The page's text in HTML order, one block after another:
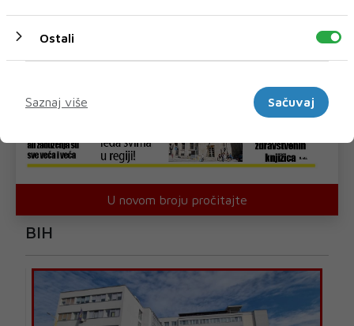
U novom broju pročitajte
BIH
Ostali
Saznaj više
Sačuvaj